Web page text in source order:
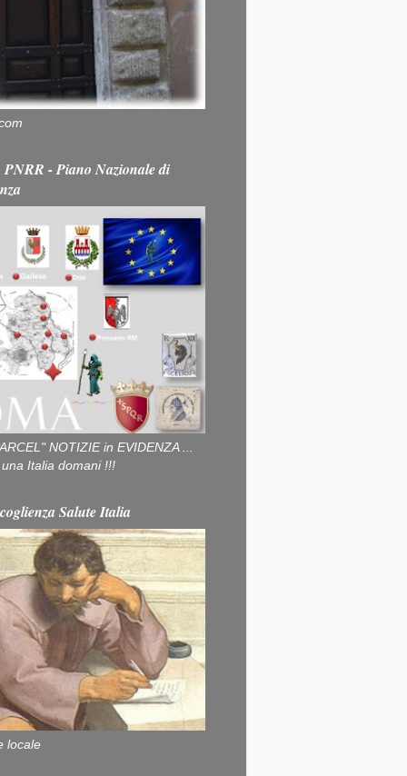
- Piano Nazionale di
NOTIZIE in EVIDENZA ...
Italia domani !!!
Salute Italia
locale